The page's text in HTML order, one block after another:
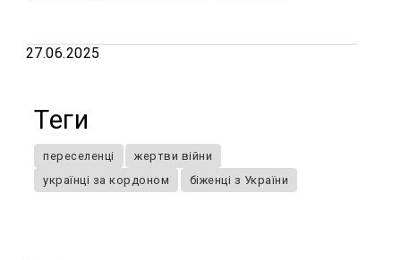
27.06.2025
Теги
переселенці
жертви війни
українці за кордоном
біженці з України